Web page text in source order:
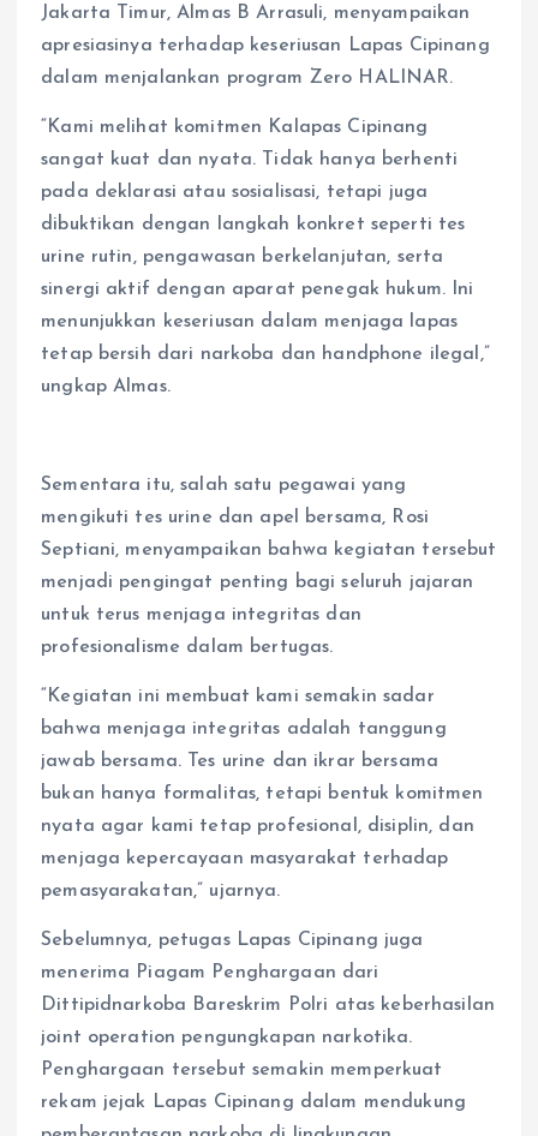
Jakarta Timur, Almas B Arrasuli, menyampaikan
apresiasinya terhadap keseriusan Lapas Cipinang
dalam menjalankan program Zero HALINAR.
“Kami melihat komitmen Kalapas Cipinang
sangat kuat dan nyata. Tidak hanya berhenti
pada deklarasi atau sosialisasi, tetapi juga
dibuktikan dengan langkah konkret seperti tes
urine rutin, pengawasan berkelanjutan, serta
sinergi aktif dengan aparat penegak hukum. Ini
menunjukkan keseriusan dalam menjaga lapas
tetap bersih dari narkoba dan handphone ilegal,”
ungkap Almas.
Sementara itu, salah satu pegawai yang
mengikuti tes urine dan apel bersama, Rosi
Septiani, menyampaikan bahwa kegiatan tersebut
menjadi pengingat penting bagi seluruh jajaran
untuk terus menjaga integritas dan
profesionalisme dalam bertugas.
“Kegiatan ini membuat kami semakin sadar
bahwa menjaga integritas adalah tanggung
jawab bersama. Tes urine dan ikrar bersama
bukan hanya formalitas, tetapi bentuk komitmen
nyata agar kami tetap profesional, disiplin, dan
menjaga kepercayaan masyarakat terhadap
pemasyarakatan,” ujarnya.
Sebelumnya, petugas Lapas Cipinang juga
menerima Piagam Penghargaan dari
Dittipidnarkoba Bareskrim Polri atas keberhasilan
joint operation pengungkapan narkotika.
Penghargaan tersebut semakin memperkuat
rekam jejak Lapas Cipinang dalam mendukung